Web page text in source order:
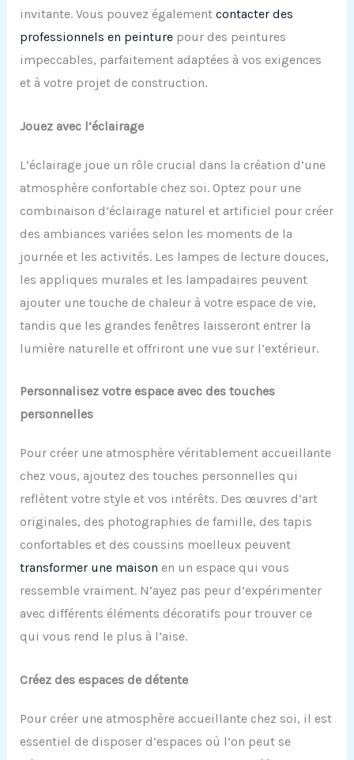
invitante. Vous pouvez également contacter des
professionnels en peinturepour des peintures
impeccables, parfaitement adaptées à vos exigences
et à votre projet de construction.
Jouez avec l’éclairage
L’éclairage joue un rôle crucial dans la création d’une
atmosphère confortable chez soi. Optez pour une
combinaison d’éclairage naturel et artificiel pour créer
des ambiances variées selon les moments de la
journée et les activités. Les lampes de lecture douces,
les appliques murales et les lampadaires peuvent
ajouter une touche de chaleur à votre espace de vie,
tandis que les grandes fenêtres laisseront entrer la
lumière naturelle et offriront une vue sur l’extérieur.
Personnalisez votre espace avec des touches
personnelles
Pour créer une atmosphère véritablement accueillante
chez vous, ajoutez des touches personnelles qui
reflètent votre style et vos intérêts. Des œuvres d’art
originales, des photographies de famille, des tapis
confortables et des coussins moelleux peuvent
transformer une maison en un espace qui vous
ressemble vraiment. N’ayez pas peur d’expérimenter
avec différents éléments décoratifs pour trouver ce
qui vous rend le plus à l’aise.
Créez des espaces de détente
Pour créer une atmosphère accueillante chez soi, il est
essentiel de disposer d’espaces où l’on peut se